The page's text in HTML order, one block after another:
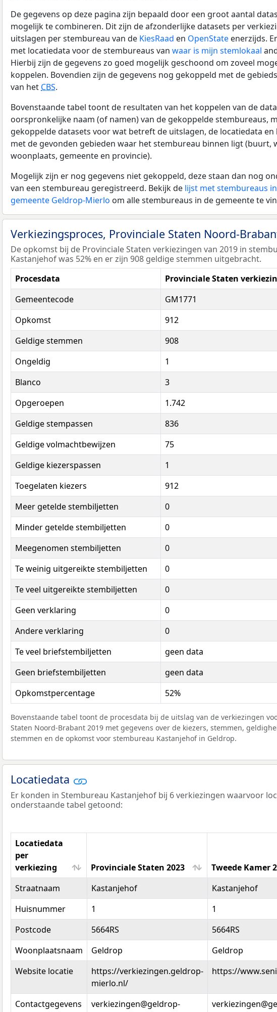
De gegevens op deze pagina zijn bepaald door een groot aantal
mogelijk te combineren. Dit zijn de afzonderlijke datasets per
uitslagen per stembureau van de KiesRaad en OpenState enerzijds.
met locatiedata voor de stembureaus van waar is mijn stemlokaal
Hierbij zijn de gegevens zo goed mogelijk geschoond om zoveel
koppelen. Bovendien zijn de gegevens nog gekoppeld met de
van het CBS.
Bovenstaande tabel toont de resultaten van het koppelen van de
oorspronkelijke naam (of namen) van de gekoppelde stembureaus,
gekoppelde datasets voor wat betreft de uitslagen, de locatiedata en
met de gevonden gebieden waar het stembureau binnen ligt (buurt,
woonplaats, gemeente en provincie).
Mogelijk zijn er nog gegevens niet gekoppeld, deze staan dan nog
van een stembureau geregistreerd. Bekijk de lijst met stembureaus
gemeente Geldrop-Mierlo om alle stembureaus in de gemeente te
Verkiezingsproces, Provinciale Staten Noord-
De opkomst bij de Provinciale Staten verkiezingen van 2019 in
Kastanjehof was 52% en er zijn 908 geldige stemmen uitgebracht.
Procesdata
Provinciale Staten
Gemeentecode
GM1771
Opkomst
912
Geldige stemmen
908
Ongeldig
1
Blanco
3
Opgeroepen
1.742
Geldige stempassen
836
Geldige volmachtbewijzen
75
Geldige kiezerspassen
1
Toegelaten kiezers
912
Meer getelde stembiljetten
0
Minder getelde stembiljetten
0
Meegenomen stembiljetten
0
Te weinig uitgereikte stembiljetten
0
Te veel uitgereikte stembiljetten
0
Geen verklaring
0
Andere verklaring
0
Te veel briefstembiljetten
geen data
Geen briefstembiljetten
geen data
Opkomstpercentage
52%
Bovenstaande tabel toont de procesdata bij de uitslag van de verkiezingen
Staten Noord-Brabant 2019 met gegevens over de kiezers, stemmen,
stemmen en de opkomst voor stembureau Kastanjehof in Geldrop.
Locatiedata
Er konden in Stembureau Kastanjehof bij 6 verkiezingen waarvoor
onderstaande tabel getoond:
Locatiedata
per
verkiezing
Provinciale Staten 2023 Tweede Kamer
Locatiedata
per
verkiezing
Provinciale Staten 2023 Tweede Kamer
Straatnaam Kastanjehof Kastanjehof
Huisnummer
1 1
Postcode
5664RS 5664RS
Woonplaatsnaam
Geldrop Geldrop
Website locatie
https://verkiezingen.geldrop-
mierlo.nl/
https://
Contactgegevens
verkiezingen@geldrop-